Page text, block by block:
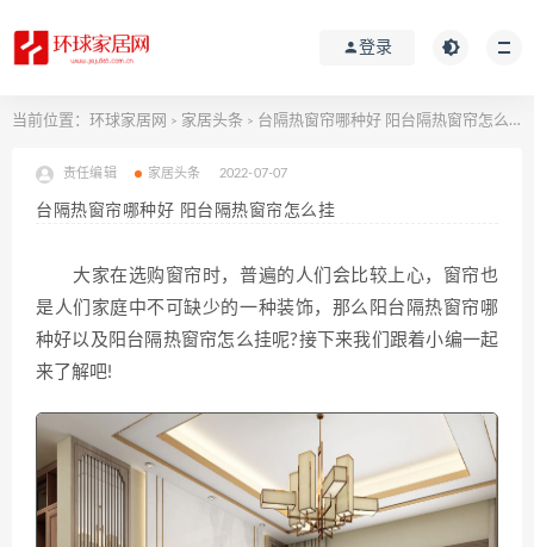
登录
当前位置： 环球家居网 > 家居头条 > 台隔热窗帘哪种好 阳台隔热窗帘怎么挂
责任编辑 家居头条 2022-07-07
台隔热窗帘哪种好 阳台隔热窗帘怎么挂
大家在选购窗帘时，普遍的人们会比较上心，窗帘也
是人们家庭中不可缺少的一种装饰，那么阳台隔热窗帘哪
种好以及阳台隔热窗帘怎么挂呢?接下来我们跟着小编一起
来了解吧!